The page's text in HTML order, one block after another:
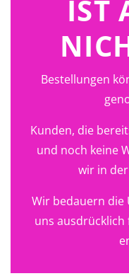
IST
Bestellungen
Kunden, die
und noch keine
wir in
Wir bedauern die
uns